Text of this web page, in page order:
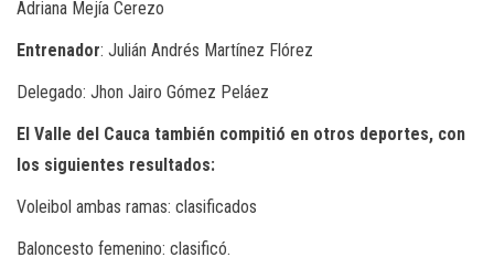
Adriana Mejía Cerezo
Entrenador: Julián Andrés Martínez Flórez
Delegado: Jhon Jairo Gómez Peláez
El Valle del Cauca también compitió en otros deportes, con
los siguientes resultados:
Voleibol ambas ramas: clasificados
Baloncesto femenino: clasificó.